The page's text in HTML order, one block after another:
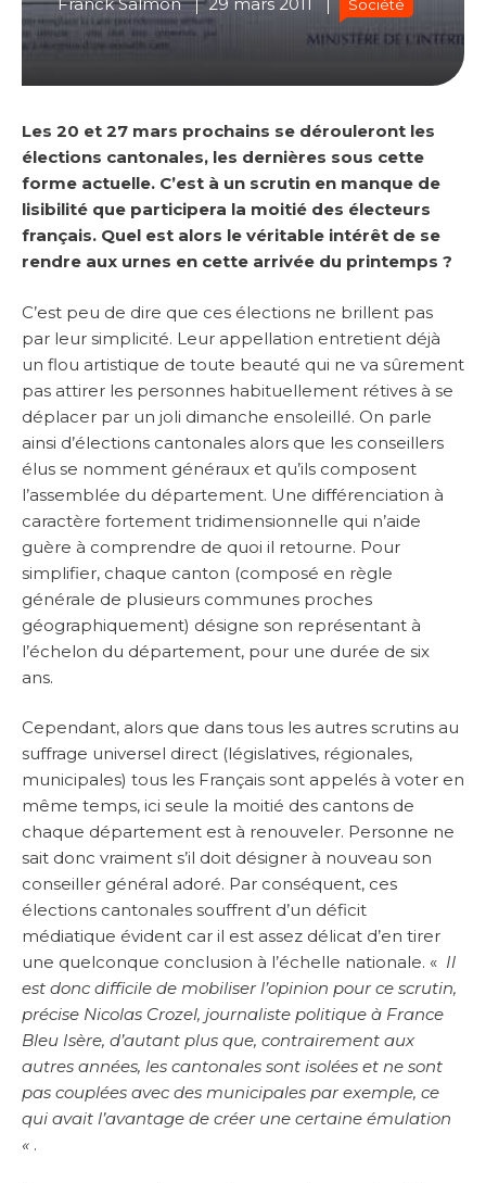
Franck Salmon 29 mars 2011 Société
Les 20 et 27 mars prochains se dérouleront les
élections cantonales, les dernières sous cette
forme actuelle. C’est à un scrutin en manque de
lisibilité que participera la moitié des électeurs
français. Quel est alors le véritable intérêt de se
rendre aux urnes en cette arrivée du printemps ?
C’est peu de dire que ces élections ne brillent pas
par leur simplicité. Leur appellation entretient déjà
un flou artistique de toute beauté qui ne va sûrement
pas attirer les personnes habituellement rétives à se
déplacer par un joli dimanche ensoleillé. On parle
ainsi d’élections cantonales alors que les conseillers
élus se nomment généraux et qu’ils composent
l’assemblée du département. Une différenciation à
caractère fortement tridimensionnelle qui n’aide
guère à comprendre de quoi il retourne. Pour
simplifier, chaque canton (composé en règle
générale de plusieurs communes proches
géographiquement) désigne son représentant à
l’échelon du département, pour une durée de six
ans.
Cependant, alors que dans tous les autres scrutins au
suffrage universel direct (législatives, régionales,
municipales) tous les Français sont appelés à voter en
même temps, ici seule la moitié des cantons de
chaque département est à renouveler. Personne ne
sait donc vraiment s’il doit désigner à nouveau son
conseiller général adoré. Par conséquent, ces
élections cantonales souffrent d’un déficit
médiatique évident car il est assez délicat d’en tirer
une quelconque conclusion à l’échelle nationale. « Il
est donc difficile de mobiliser l’opinion pour ce scrutin,
précise Nicolas Crozel, journaliste politique à France
Bleu Isère, d’autant plus que, contrairement aux
autres années, les cantonales sont isolées et ne sont
pas couplées avec des municipales par exemple, ce
qui avait l’avantage de créer une certaine émulation
« .